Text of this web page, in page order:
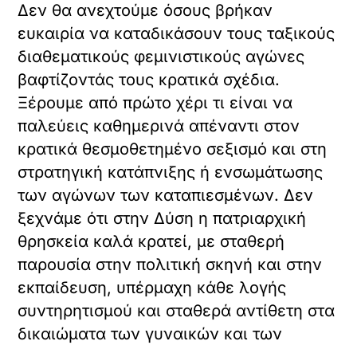
Δεν θα ανεχτούμε όσους βρήκαν
ευκαιρία να καταδικάσουν τους ταξικούς
διαθεματικούς φεμινιστικούς αγώνες
βαφτίζοντάς τους κρατικά σχέδια.
Ξέρουμε από πρώτο χέρι τι είναι να
παλεύεις καθημερινά απέναντι στον
κρατικά θεσμοθετημένο σεξισμό και στη
στρατηγική κατάπνιξης ή ενσωμάτωσης
των αγώνων των καταπιεσμένων. Δεν
ξεχνάμε ότι στην Δύση η πατριαρχική
θρησκεία καλά κρατεί, με σταθερή
παρουσία στην πολιτική σκηνή και στην
εκπαίδευση, υπέρμαχη κάθε λογής
συντηρητισμού και σταθερά αντίθετη στα
δικαιώματα των γυναικών και των